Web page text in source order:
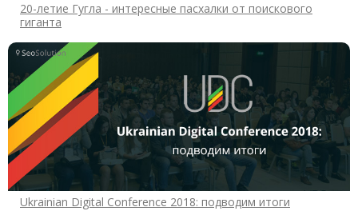
20-летие Гугла - интересные пасхалки от поискового
гиганта
Ukrainian Digital Conference 2018: подводим итоги